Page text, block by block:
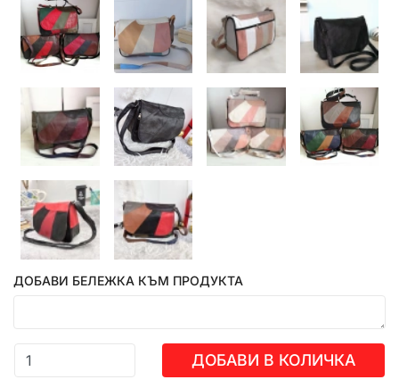
ДОБАВИ БЕЛЕЖКА КЪМ ПРОДУКТА
ДОБАВИ В КОЛИЧКА